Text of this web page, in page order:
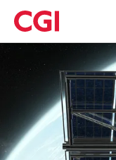
Skip
to
main